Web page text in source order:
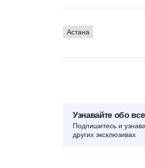
Астана
Узнавайте обо
Подпишитесь и
других эксклюзивах